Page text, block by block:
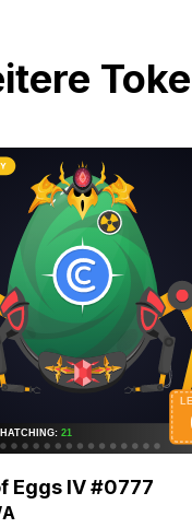
Eggs IV #0777